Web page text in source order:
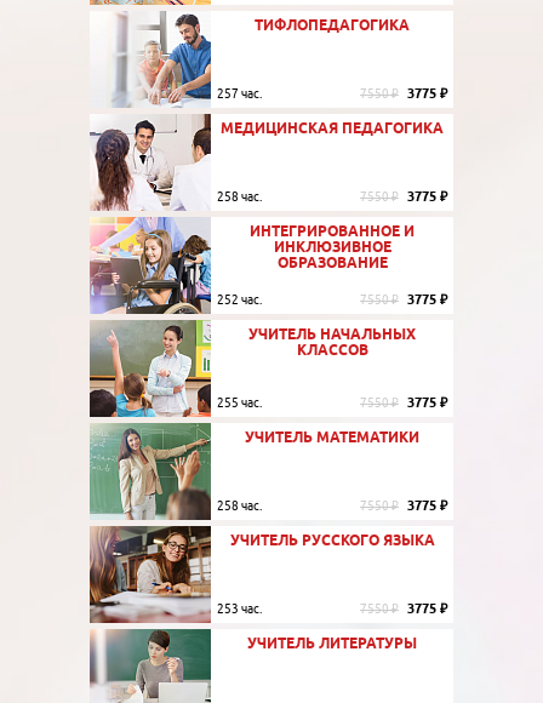
ТИФЛОПЕДАГОГИКА
257 час. 7550 ₽ 3775 ₽
МЕДИЦИНСКАЯ ПЕДАГОГИКА
258 час. 7550 ₽ 3775 ₽
ИНТЕГРИРОВАННОЕ И
ИНКЛЮЗИВНОЕ
ОБРАЗОВАНИЕ
252 час. 7550 ₽ 3775 ₽
УЧИТЕЛЬ НАЧАЛЬНЫХ
КЛАССОВ
255 час. 7550 ₽ 3775 ₽
УЧИТЕЛЬ МАТЕМАТИКИ
258 час. 7550 ₽ 3775 ₽
УЧИТЕЛЬ РУССКОГО ЯЗЫКА
253 час. 7550 ₽ 3775 ₽
УЧИТЕЛЬ ЛИТЕРАТУРЫ